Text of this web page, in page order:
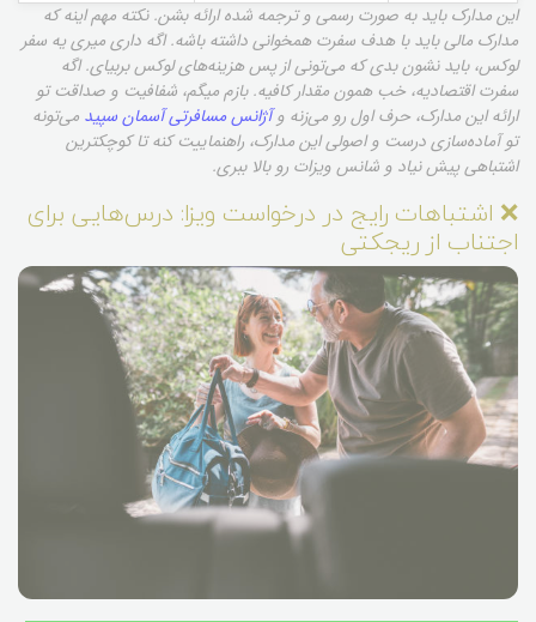
این مدارک باید به صورت رسمی و ترجمه شده ارائه بشن. نکته مهم اینه که
مدارک مالی باید با هدف سفرت همخوانی داشته باشه. اگه داری میری یه سفر
لوکس، باید نشون بدی که می‌تونی از پس هزینه‌های لوکس بربیای. اگه
سفرت اقتصادیه، خب همون مقدار کافیه. بازم میگم، شفافیت و صداقت تو
ارائه این مدارک، حرف اول رو می‌زنه وآژانس مسافرتی آسمان سپید می‌تونه
تو آماده‌سازی درست و اصولی این مدارک، راهنماییت کنه تا کوچکترین
اشتباهی پیش نیاد و شانس ویزات رو بالا ببری.
❌ اشتباهات رایج در درخواست ویزا: درس‌هایی برای
اجتناب از ریجکتی